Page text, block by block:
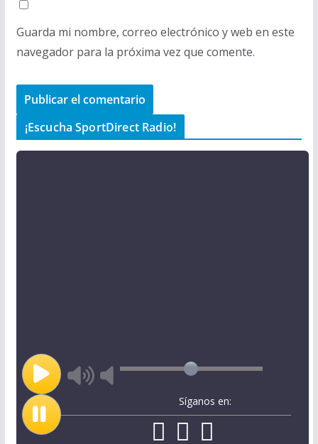
Guarda mi nombre, correo electrónico y web en este
navegador para la próxima vez que comente.
¡Escucha SportDirect Radio!
Síganos en: